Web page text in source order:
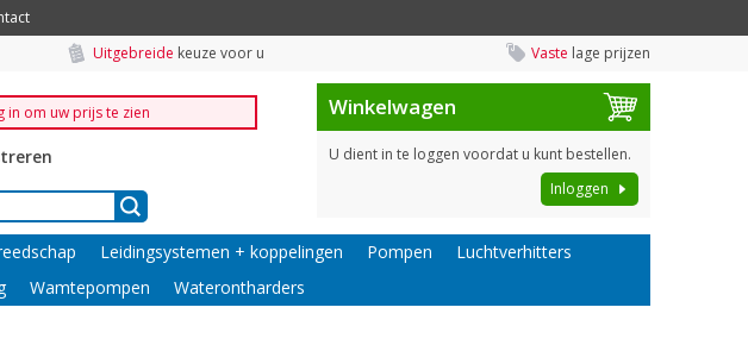
Uitgebreide keuze voor u Vaste lage prijzen
in om uw prijs te zien Winkelwagen
U dient in te loggen voordat u kunt bestellen.
Inloggen
Leidingsystemen + koppelingen Pompen
Luchtverhitters
Wamtepompen Waterontharders